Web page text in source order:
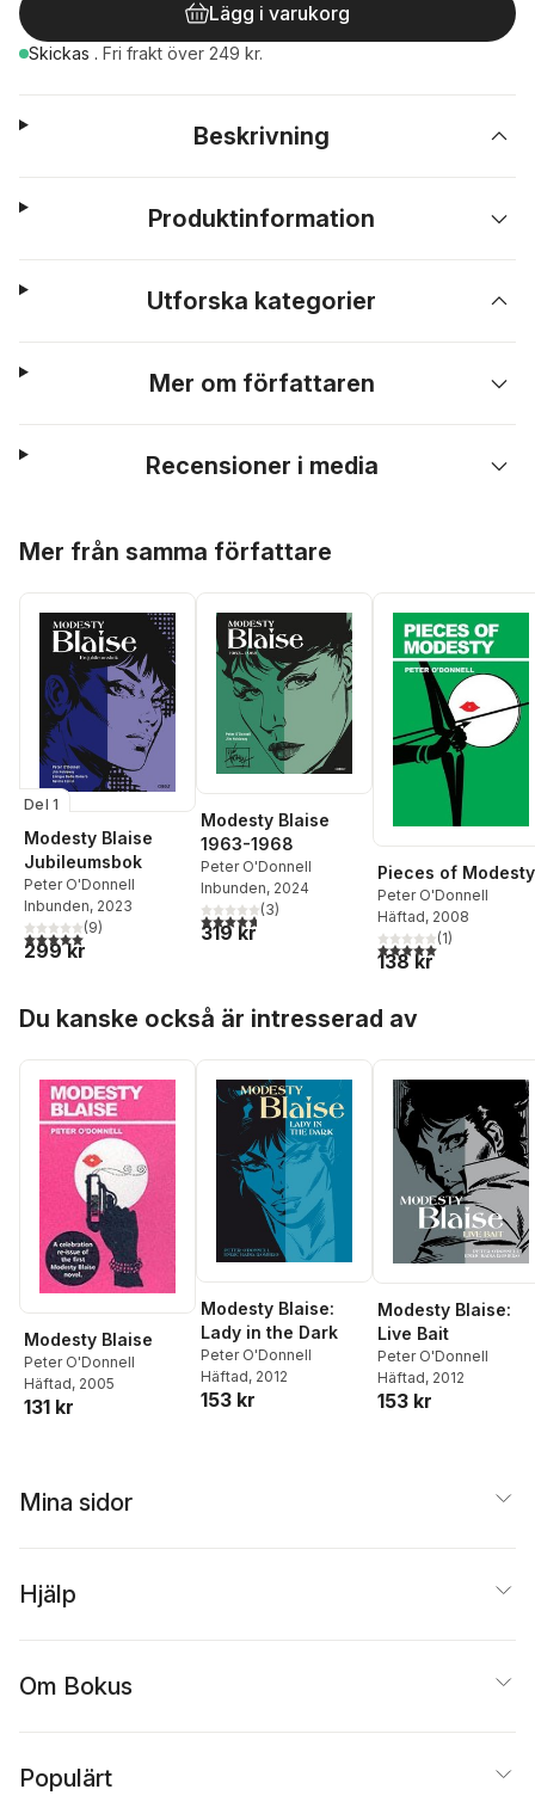
Lägg i varukorg
Skickas . Fri frakt över 249 kr.
Beskrivning
Produktinformation
Utforska kategorier
Mer om författaren
Recensioner i media
Mer från samma författare
Del 1
Modesty Blaise
Jubileumsbok
Peter O'Donnell
Inbunden, 2023
5,0utav 5 stjärnor. Totalt antal röster:
(9)
299 kr
Modesty Blaise
1963-1968
Peter O'Donnell
Inbunden, 2024
4,7utav 5 stjärnor. Totalt antal röster:
(3)
319 kr
Pieces of Modesty
Peter O'Donnell
Häftad, 2008
5,0utav 5 stjärnor.
(1)
138 kr
Du kanske också är intresserad av
Modesty Blaise
Peter O'Donnell
Häftad, 2005
131 kr
Modesty Blaise:
Lady in the Dark
Peter O'Donnell
Häftad, 2012
153 kr
Modesty Blaise:
Live Bait
Peter O'Donnell
Häftad, 2012
153 kr
Mina sidor
Hjälp
Om Bokus
Populärt